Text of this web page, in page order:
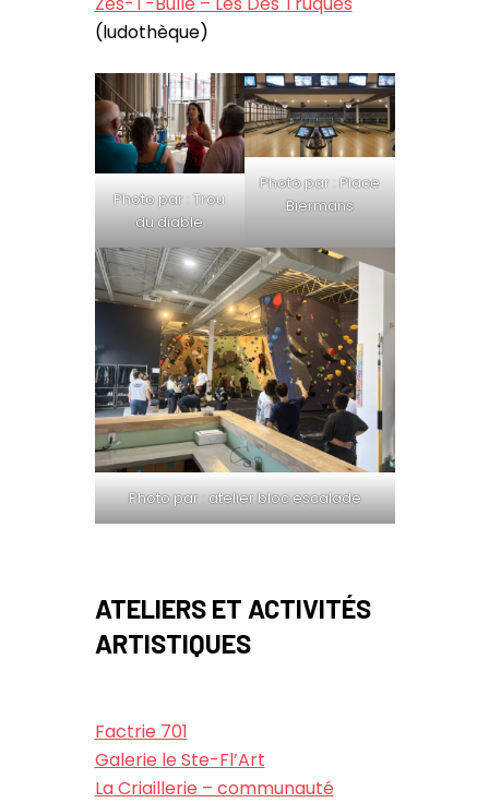
(ludothèque)
Photo par : Trou
du diable
Photo par : Place
Biermans
Photo par : atelier bloc escalade
ATELIERSET ACTIVITÉS
ARTISTIQUES
Factrie 701
Galerie le Ste-Fl’Art
La Criaillerie – communauté